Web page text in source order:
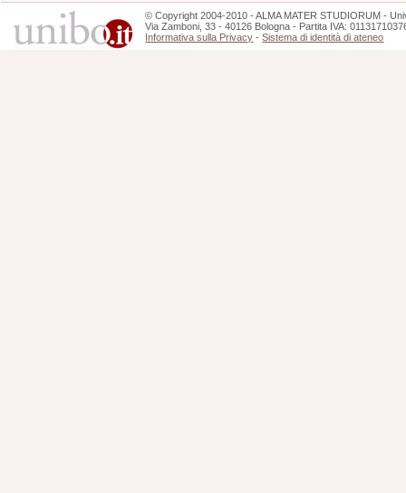
©Copyright 2004-2010 - ALMA MATER STUDIORUM -
Via Zamboni, 33 - 40126 Bologna - Partita IVA:
Informativa sulla Privacy -Sistema di identità di ateneo